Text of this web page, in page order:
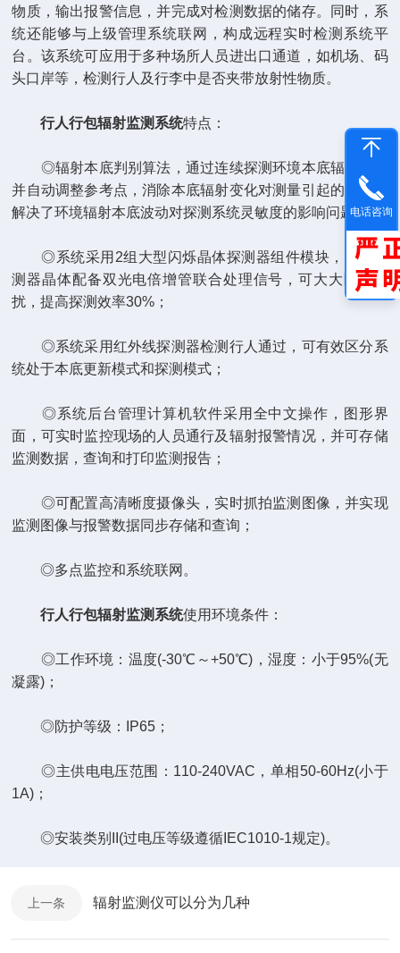
物质，输出报警信息，并完成对检测数据的储存。同时，系
统还能够与上级管理系统联网，构成远程实时检测系统平
台。该系统可应用于多种场所人员进出口通道，如机场、码
头口岸等，检测行人及行李中是否夹带放射性物质。
行人行包辐射监测系统特点：
◎辐射本底判别算法，通过连续探测环境本底辐射波动
并自动调整参考点，消除本底辐射变化对测量引起的干扰，
解决了环境辐射本底波动对探测系统灵敏度的影响问题；
◎系统采用2组大型闪烁晶体探测器组件模块，每组探
测器晶体配备双光电倍增管联合处理信号，可大大降低干
扰，提高探测效率30%；
◎系统采用红外线探测器检测行人通过，可有效区分系
统处于本底更新模式和探测模式；
◎系统后台管理计算机软件采用全中文操作，图形界
面，可实时监控现场的人员通行及辐射报警情况，并可存储
监测数据，查询和打印监测报告；
◎可配置高清晰度摄像头，实时抓拍监测图像，并实现
监测图像与报警数据同步存储和查询；
◎多点监控和系统联网。
行人行包辐射监测系统使用环境条件：
◎工作环境：温度(-30℃～+50℃)，湿度：小于95%(无
凝露)；
◎防护等级：IP65；
◎主供电电压范围：110-240VAC，单相50-60Hz(小于
1A)；
◎安装类别II(过电压等级遵循IEC1010-1规定)。
上一条 辐射监测仪可以分为几种
电话咨询